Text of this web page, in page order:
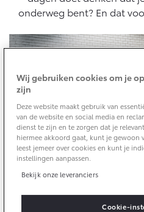
Corolla Hatchback
Vanaf € 33.495,-
Corolla Cross
HYBRIDE
Toyota Service Informatie
Schade & Garantie
Toyota Pechhulp
Schade & Glasherstel
10 jaar Toyota garantie
10 jaar batterijgarantie
Toyota fabrieksgarantie
Onderdelen & Accessoires
Financieren
Toyota Betaalplan
Oplaadservice
Thuislaadpakketten
Laadpas
Energie en slim laden
Wagenparkbeheer
Financial Lease
Operational Lease
Bedrijfswagens
Bedrijfswagens op maat
Schade melden
Plan een proefrit
Vraag een brochure aan
Bekijk de verwachte
onderweg bent? En dat
Wij gebruiken cookies om je
zijn
Deze website maakt gebruik van
van de website en social media en
dienst te zijn en te zorgen dat je
hiermee akkoord gaat, kunt je gewoon
leest jemeer over cookies en kunt je
instellingen aanpassen.
Bekijk onze leveranciers
Cookie-